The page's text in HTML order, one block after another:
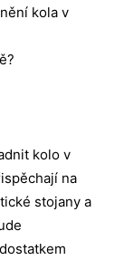
kola v
kolo v
na
stojany a